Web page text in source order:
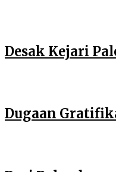
Desak Kejari
Dugaan